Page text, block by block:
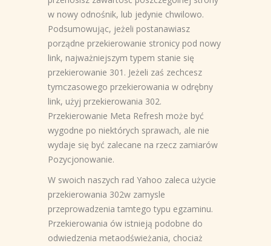
w nowy odnośnik, lub jedynie chwilowo.
Podsumowując, jeżeli postanawiasz
porządne przekierowanie stronicy pod nowy
link, najważniejszym typem stanie się
przekierowanie 301. Jeżeli zaś zechcesz
tymczasowego przekierowania w odrębny
link, użyj przekierowania 302.
Przekierowanie Meta Refresh może być
wygodne po niektórych sprawach, ale nie
wydaje się być zalecane na rzecz zamiarów
Pozycjonowanie.
W swoich naszych rad Yahoo zaleca użycie
przekierowania 302w zamysle
przeprowadzenia tamtego typu egzaminu.
Przekierowania ów istnieją podobne do
odwiedzenia metaodświeżania, chociaż